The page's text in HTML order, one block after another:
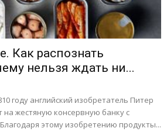
Как распознать
нельзя ждать ни...
году английский изобретатель Питер
жестяную консервную банку с
этому изобретению продукты...